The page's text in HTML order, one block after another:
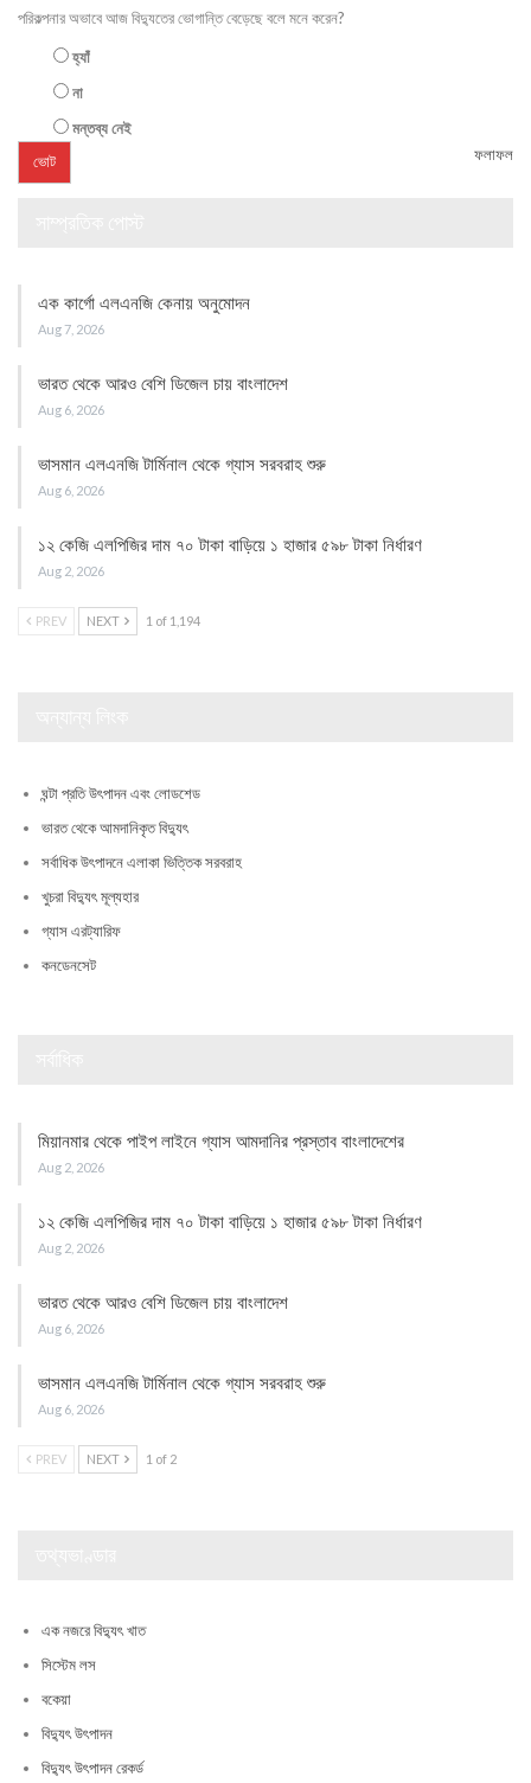
পরিকল্পনার অভাবে আজ বিদ্যুতের ভোগান্তি বেড়েছে বলে মনে করেন?
হ্যাঁ
না
মন্তব্য নেই
ফলাফল
এক কার্গো এলএনজি কেনায় অনুমোদন
Aug 7, 2026
ভারত থেকে আরও বেশি ডিজেল চায় বাংলাদেশ
Aug 6, 2026
ভাসমান এলএনজি টার্মিনাল থেকে গ্যাস সরবরাহ শুরু
Aug 6, 2026
১২ কেজি এলপিজির দাম ৭০ টাকা বাড়িয়ে ১ হাজার ৫৯৮ টাকা নির্ধারণ
Aug 2, 2026
PREV NEXT 1 of 1,194
ঘন্টা প্রতি উৎপাদন এবং লোডশেড
ভারত থেকে আমদানিকৃত বিদ্যুৎ
সর্বাধিক উৎপাদনে এলাকা ভিত্তিক সরবরাহ
খুচরা বিদ্যুৎ মূল্যহার
গ্যাস এরট্যারিফ
কনডেনসেট
মিয়ানমার থেকে পাইপ লাইনে গ্যাস আমদানির প্রস্তাব বাংলাদেশের
Aug 2, 2026
১২ কেজি এলপিজির দাম ৭০ টাকা বাড়িয়ে ১ হাজার ৫৯৮ টাকা নির্ধারণ
Aug 2, 2026
ভারত থেকে আরও বেশি ডিজেল চায় বাংলাদেশ
Aug 6, 2026
ভাসমান এলএনজি টার্মিনাল থেকে গ্যাস সরবরাহ শুরু
Aug 6, 2026
PREV NEXT 1 of 2
এক নজরে বিদ্যুৎ খাত
সিস্টেম লস
বকেয়া
বিদ্যুৎ উৎপাদন
বিদ্যুৎ উৎপাদন রেকর্ড